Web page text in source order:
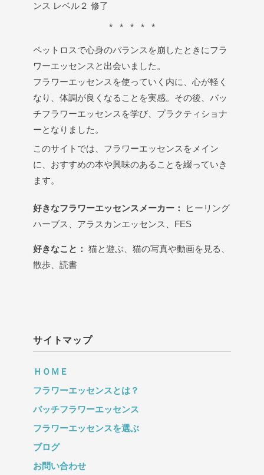
ンス レベル２ 修了
* * * * *
ペットロスで心身のバランスを崩したときにフラ
ワーエッセンスと出会いました。
フラワーエッセンスを使っていく内に、心が軽く
なり、体調が良くなることを実感。その後、バッ
チフラワーエッセンスを学び、プラクティショナ
ーとなりました。
このサイトでは、フラワーエッセンスをメイン
に、おすすめの本や興味のあることを綴っていき
ます。
好きなフラワーエッセンスメーカー：
ヒーリング
ハーブス、アラスカンエッセンス、FES
好きなこと： 猫と遊ぶ、猫の写真や動画を見る、
散歩、読書
サイトマップ
ＨＯＭＥ
フラワーエッセンスとは？
バッチフラワーエッセンス
フラワーエッセンスを選ぶ
ブログ
お問い合わせ